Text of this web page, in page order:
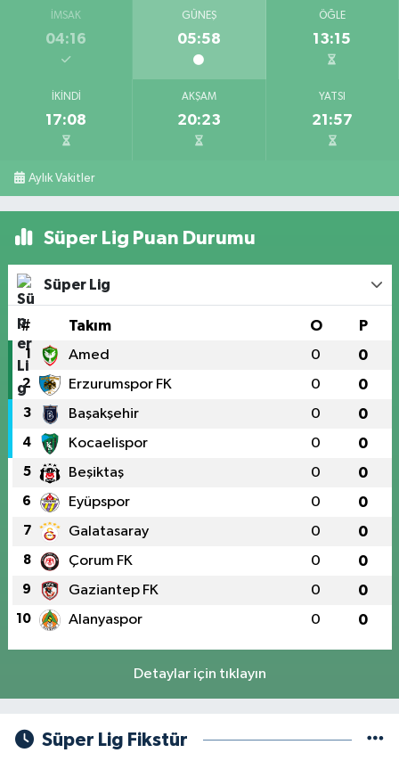
İMSAK
04:16
GÜNEŞ
05:58
ÖĞLE
13:15
İKINDI
17:08
AKŞAM
20:23
YATSI
21:57
Aylık Vakitler
Süper Lig Puan Durumu
Süper Lig
# Takım O P
1 Amed 0 0
2 Erzurumspor FK 0 0
3 Başakşehir 0 0
4 Kocaelispor 0 0
5 Beşiktaş 0 0
6 Eyüpspor 0 0
7 Galatasaray 0 0
8 Çorum FK 0 0
9 Gaziantep FK 0 0
10 Alanyaspor 0 0
Detaylar için tıklayın
Süper Lig Fikstür